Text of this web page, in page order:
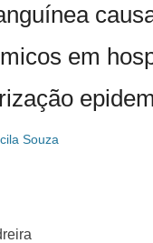
em
Souza